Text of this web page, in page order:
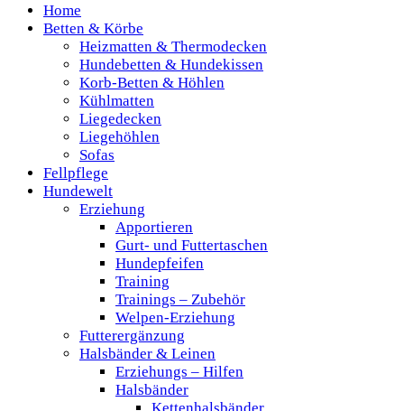
Home
Betten & Körbe
Heizmatten & Thermodecken
Hundebetten & Hundekissen
Korb-Betten & Höhlen
Kühlmatten
Liegedecken
Liegehöhlen
Sofas
Fellpflege
Hundewelt
Erziehung
Apportieren
Gurt- und Futtertaschen
Hundepfeifen
Training
Trainings – Zubehör
Welpen-Erziehung
Futterergänzung
Halsbänder & Leinen
Erziehungs – Hilfen
Halsbänder
Kettenhalsbänder